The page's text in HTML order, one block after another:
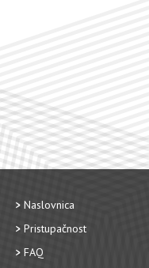
Naslovnica
Pristupačnost
FAQ